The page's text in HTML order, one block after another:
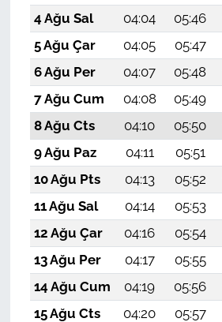
4 Ağu Sal
04:04 05:46
5 Ağu Çar
04:05 05:47
6 Ağu Per
04:07 05:48
7 Ağu Cum
04:08 05:49
8 Ağu Cts
04:10 05:50
9 Ağu Paz
04:11 05:51
10 Ağu Pts
04:13 05:52
11 Ağu Sal
04:14 05:53
12 Ağu Çar
04:16 05:54
13 Ağu Per
04:17 05:55
14 Ağu Cum
04:19 05:56
15 Ağu Cts
04:20 05:57